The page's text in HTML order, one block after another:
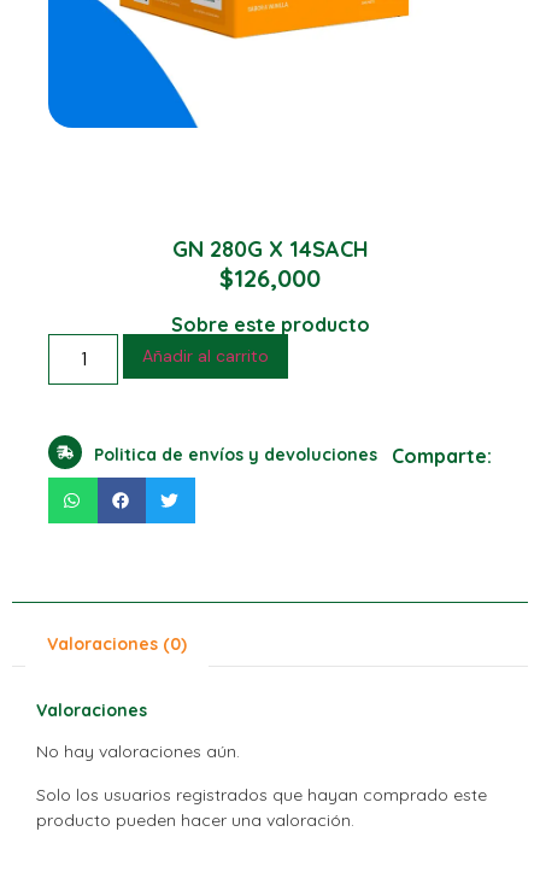
GN 280G X 14SACH
$126,000
Sobre este producto
Añadir al carrito
Politica de envíos y devoluciones Comparte:
Valoraciones (0)
Valoraciones
No hay valoraciones aún.
Solo los usuarios registrados que hayan comprado este
producto pueden hacer una valoración.